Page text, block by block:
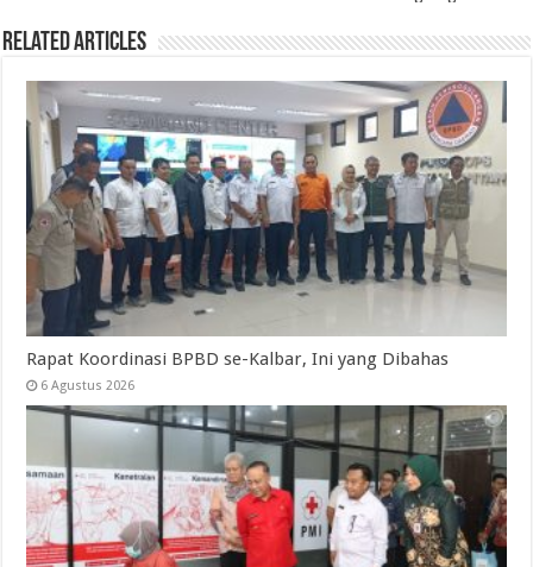
Related Articles
Rapat Koordinasi BPBD se-Kalbar, Ini yang Dibahas
6 Agustus 2026